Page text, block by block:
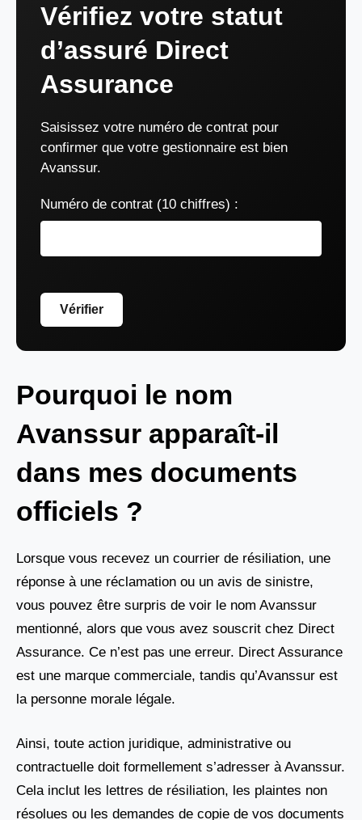
Vérifiez votre statut
d’assuré Direct
Assurance
Saisissez votre numéro de contrat pour
confirmer que votre gestionnaire est bien
Avanssur.
Numéro de contrat (10 chiffres) :
Vérifier
Pourquoi le nom
Avanssur apparaît-il
dans mes documents
officiels ?
Lorsque vous recevez un courrier de résiliation, une
réponse à une réclamation ou un avis de sinistre,
vous pouvez être surpris de voir le nom Avanssur
mentionné, alors que vous avez souscrit chez Direct
Assurance. Ce n’est pas une erreur. Direct Assurance
est une marque commerciale, tandis qu’Avanssur est
la personne morale légale.
Ainsi, toute action juridique, administrative ou
contractuelle doit formellement s’adresser à Avanssur.
Cela inclut les lettres de résiliation, les plaintes non
résolues ou les demandes de copie de vos documents